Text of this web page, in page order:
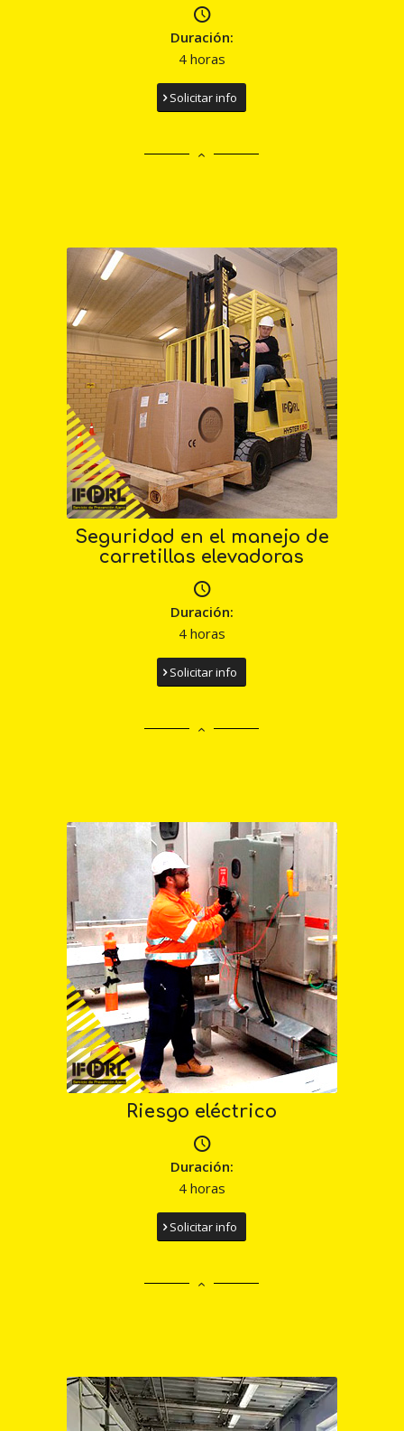
Duración:
4 horas
Solicitar info
Seguridad en el manejo de
carretillas elevadoras
Duración:
4 horas
Solicitar info
Riesgo eléctrico
Duración:
4 horas
Solicitar info